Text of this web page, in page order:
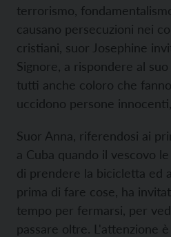
terrorismo,
causano persecuzioni nei
cristiani, suor Josephine
Signore, a rispondere al
tutti anche coloro che
uccidono persone
Suor Anna, riferendosi ai
a Cuba quando il vescovo
di prendere la bicicletta ed
prima di fare cose, ha
tempo per fermarsi, per
passare oltre. L'attenzione